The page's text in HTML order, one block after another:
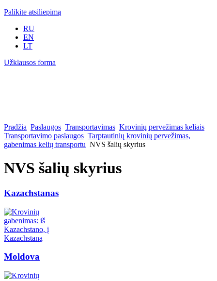
Palikite atsiliepimą
RU
EN
LT
Užklausos forma
Pradžia Paslaugos Transportavimas Krovinių pervežimas keliais
Transportavimo paslaugos Tarptautinių krovinių pervežimas,
gabenimas kelių transportu NVS šalių skyrius
NVS šalių skyrius
Kazachstanas
Moldova